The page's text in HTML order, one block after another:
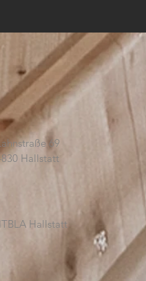
69
Hallstatt
Hallstatt